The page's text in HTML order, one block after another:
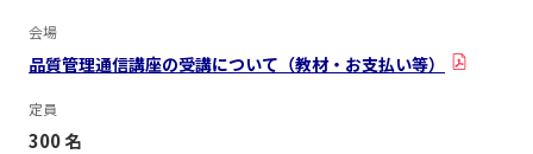
会場
品質管理通信講座の受講について（教材・お支払い等）
定員
300 名